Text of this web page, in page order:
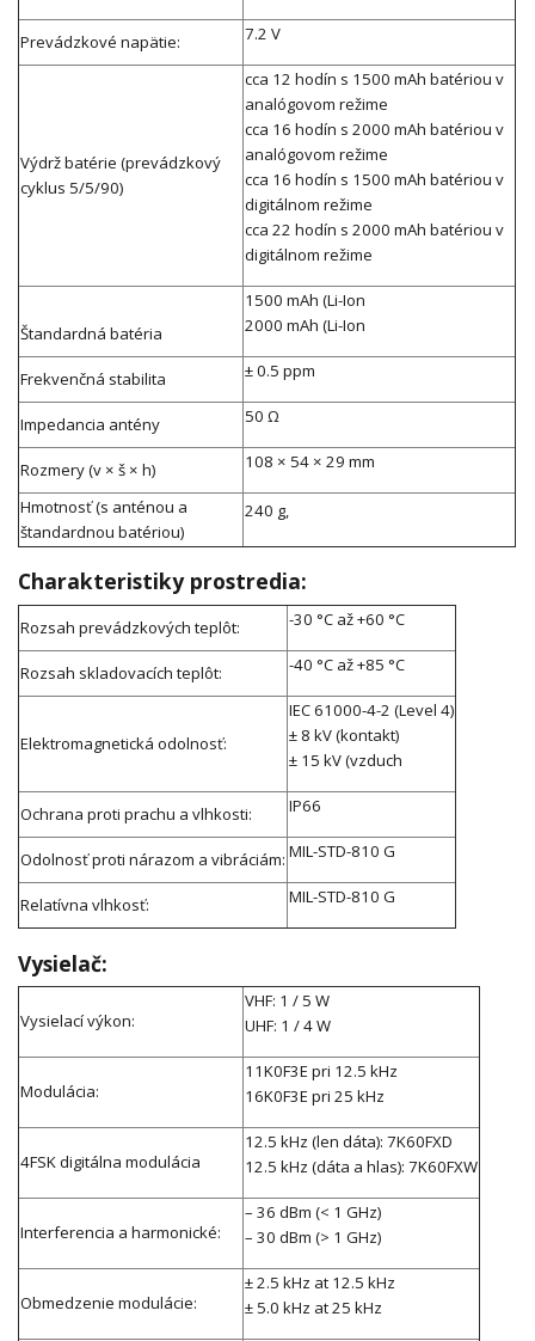
Prevádzkové napätie: 7.2 V
Výdrž batérie (prevádzkový
cyklus 5/5/90)
cca 12 hodín s 1500 mAh batériou v
analógovom režime
cca 16 hodín s 2000 mAh batériou v
analógovom režime
cca 16 hodín s 1500 mAh batériou v
digitálnom režime
cca 22 hodín s 2000 mAh batériou v
digitálnom režime
Štandardná batéria
1500 mAh (Li-Ion
2000 mAh (Li-Ion
Frekvenčná stabilita ± 0.5 ppm
Impedancia antény 50 Ω
Rozmery (v × š × h) 108 × 54 × 29 mm
Hmotnosť (s anténou a
štandardnou batériou)
240 g,
Charakteristiky prostredia:
Rozsah prevádzkových teplôt: -30 °C až +60 °C
Rozsah skladovacích teplôt: -40 °C až +85 °C
Elektromagnetická odolnosť:
IEC 61000-4-2 (Level 4)
± 8 kV (kontakt)
± 15 kV (vzduch
Ochrana proti prachu a vlhkosti: IP66
Odolnosť proti nárazom a vibráciám: MIL-STD-810 G
Relatívna vlhkosť: MIL-STD-810 G
Vysielač:
Vysielací výkon:
VHF: 1 / 5 W
UHF: 1 / 4 W
Modulácia:
11K0F3E pri 12.5 kHz
16K0F3E pri 25 kHz
4FSK digitálna modulácia
12.5 kHz (len dáta): 7K60FXD
12.5 kHz (dáta a hlas): 7K60FXW
Interferencia a harmonické:
– 36 dBm (< 1 GHz)
– 30 dBm (> 1 GHz)
Obmedzenie modulácie:
± 2.5 kHz at 12.5 kHz
± 5.0 kHz at 25 kHz